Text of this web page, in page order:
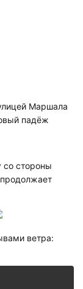
Маршала
падёж
со стороны
ветра: